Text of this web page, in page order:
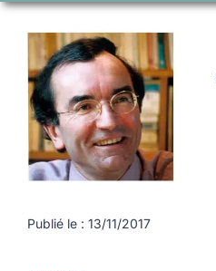
Publié le : 13/11/2017